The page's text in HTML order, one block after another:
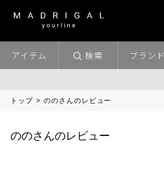
アイテム 検索 ブランド
トップ ののさんのレビュー
ののさんのレビュー